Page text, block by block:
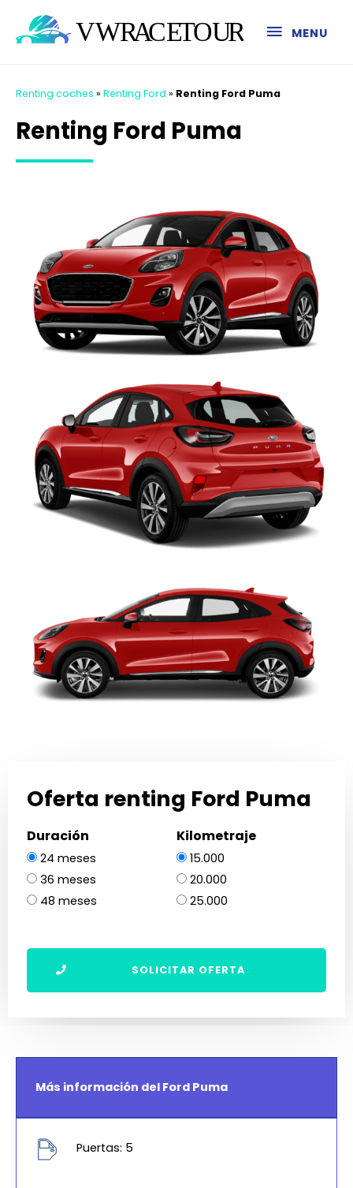
MENU
Renting coches » Renting Ford » Renting Ford Puma
Renting Ford Puma
Oferta renting Ford Puma
Duración
24 meses
36 meses
48 meses
Kilometraje
15.000
20.000
25.000
SOLICITAR OFERTA
Más información del Ford Puma
Puertas: 5